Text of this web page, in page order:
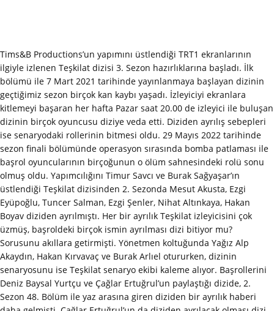
Tims&B Productions’un yapımını üstlendiği TRT1 ekranlarının
ilgiyle izlenen Teşkilat dizisi 3. Sezon hazırlıklarına başladı. İlk
bölümü ile 7 Mart 2021 tarihinde yayınlanmaya başlayan dizinin
geçtiğimiz sezon birçok kan kaybı yaşadı. İzleyiciyi ekranlara
kitlemeyi başaran her hafta Pazar saat 20.00 de izleyici ile buluşan
dizinin birçok oyuncusu diziye veda etti. Diziden ayrılış sebepleri
ise senaryodaki rollerinin bitmesi oldu. 29 Mayıs 2022 tarihinde
sezon finali bölümünde operasyon sırasında bomba patlaması ile
başrol oyuncularının birçoğunun o ölüm sahnesindeki rolü sonu
olmuş oldu. Yapımcılığını Timur Savcı ve Burak Sağyaşar’ın
üstlendiği Teşkilat dizisinden 2. Sezonda Mesut Akusta, Ezgi
Eyüpoğlu, Tuncer Salman, Ezgi Şenler, Nihat Altınkaya, Hakan
Boyav diziden ayrılmıştı. Her bir ayrılık Teşkilat izleyicisini çok
üzmüş, başroldeki birçok ismin ayrılması dizi bitiyor mu?
Sorusunu akıllara getirmişti. Yönetmen koltuğunda Yağız Alp
Akaydın, Hakan Kırvavaç ve Burak Arlıel otururken, dizinin
senaryosunu ise Teşkilat senaryo ekibi kaleme alıyor. Başrollerini
Deniz Baysal Yurtçu ve Çağlar Ertuğrul’un paylaştığı dizide, 2.
Sezon 48. Bölüm ile yaz arasına giren diziden bir ayrılık haberi